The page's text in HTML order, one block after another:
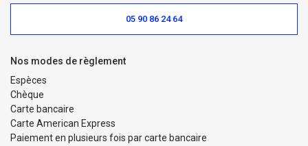
05 90 86 24 64
Nos modes de règlement
Espèces
Chèque
Carte bancaire
Carte American Express
Paiement en plusieurs fois par carte bancaire